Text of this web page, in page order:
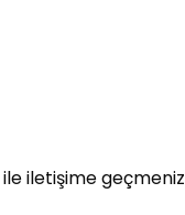
ile iletişime